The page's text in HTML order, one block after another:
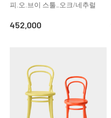
피.오.브이 스툴_오크/네추럴
452,000